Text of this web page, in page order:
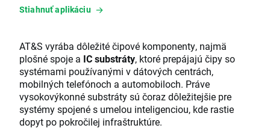
Stiahnuť aplikáciu
AT&S vyrába dôležité čipové komponenty, najmä
plošné spoje a IC substráty, ktoré prepájajú čipy so
systémami používanými v dátových centrách,
mobilných telefónoch a automobiloch. Práve
vysokovýkonné substráty sú čoraz dôležitejšie pre
systémy spojené s umelou inteligenciou, kde rastie
dopyt po pokročilej infraštruktúre.